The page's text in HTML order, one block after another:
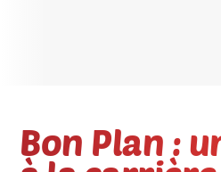
Bon Plan :